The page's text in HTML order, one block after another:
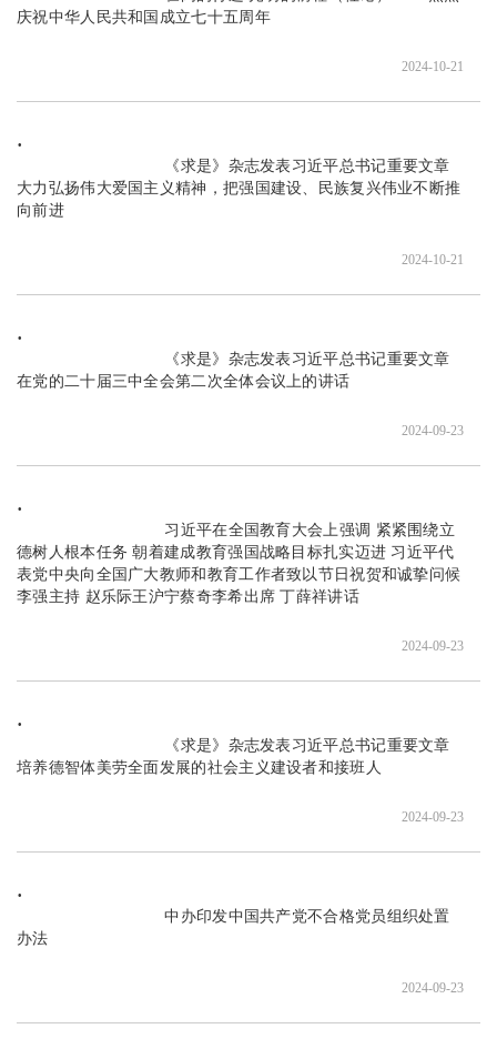
庆祝中华人民共和国成立七十五周年
2024-10-21
大力弘扬伟大爱国主义精神，把强国建设、民族复兴伟业不断推
向前进
2024-10-21
在党的二十届三中全会第二次全体会议上的讲话
2024-09-23
德树人根本任务 朝着建成教育强国战略目标扎实迈进 习近平代
表党中央向全国广大教师和教育工作者致以节日祝贺和诚挚问候
李强主持 赵乐际王沪宁蔡奇李希出席 丁薛祥讲话
2024-09-23
培养德智体美劳全面发展的社会主义建设者和接班人
2024-09-23
                               中办印发中国共产党不合格党员组织处置
办法
2024-09-23